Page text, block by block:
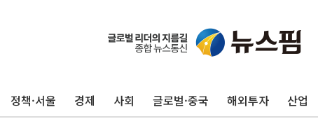
정책·서울 경제 사회 글로벌·중국 해외투자 산업